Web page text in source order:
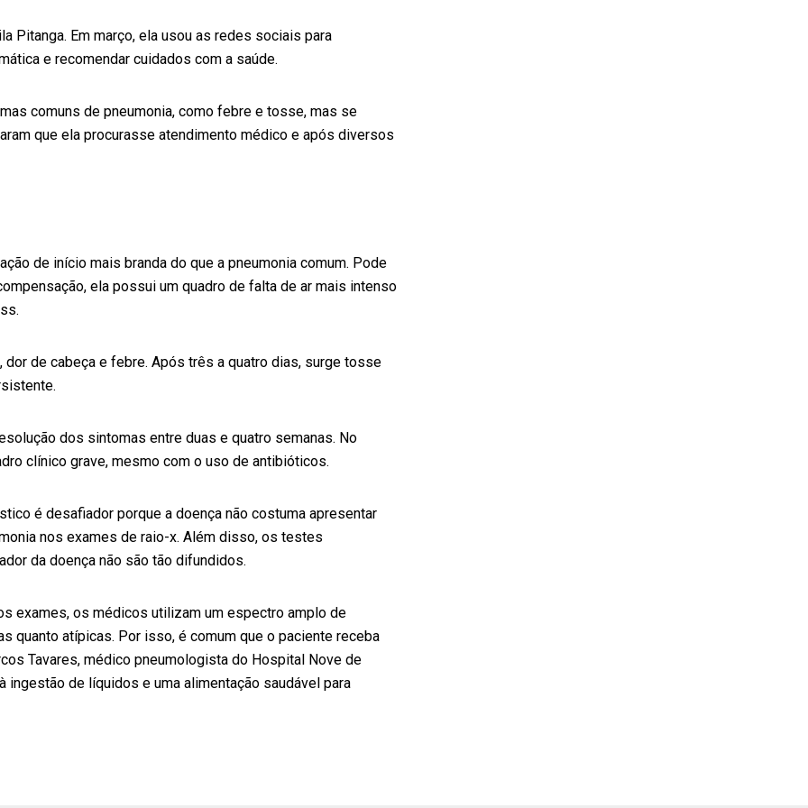
Pitanga. Em março, ela usou as redes sociais para
e recomendar cuidados com a saúde.
comuns de pneumonia, como febre e tosse, mas se
que ela procurasse atendimento médico e após diversos
de início mais branda do que a pneumonia comum. Pode
ela possui um quadro de falta de ar mais intenso
de cabeça e febre. Após três a quatro dias, surge tosse
dos sintomas entre duas e quatro semanas. No
clínico grave, mesmo com o uso de antibióticos.
é desafiador porque a doença não costuma apresentar
nos exames de raio-x. Além disso, os testes
da doença não são tão difundidos.
exames, os médicos utilizam um espectro amplo de
quanto atípicas. Por isso, é comum que o paciente receba
Tavares, médico pneumologista do Hospital Nove de
ingestão de líquidos e uma alimentação saudável para